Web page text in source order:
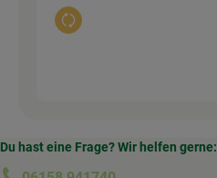
Auswahl ändern
Du hast eine Frage? Wir helfen gerne: